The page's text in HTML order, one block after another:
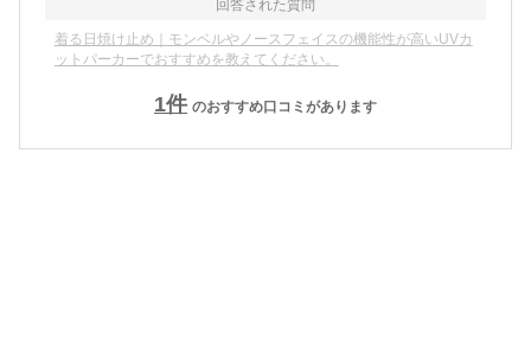
回答された質問
着る日焼け止め｜モンベルやノースフェイスの機能性が高いUVカ
ットパーカーでおすすめを教えてください。
1件 のおすすめ口コミがあります